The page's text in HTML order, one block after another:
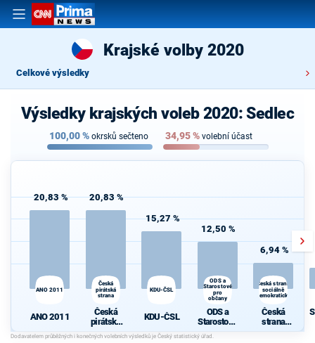
Krajské volby 2020
Celkové výsledky
Výsledky krajských voleb 2020: Sedlec
100,00% okrsků sečteno 34,95% volební účast
20,83 %
ANO 2011
ANO 2011
20,83 %
Česká
pirátská
strana
Česká
pirátská
strana
15,27 %
KDU-ČSL
KDU-ČSL
12,50 %
ODS a
Starostové
pro
občany
ODS a
Starostové
pro občany
6,94 %
Česká strana
sociálně
demokratická
Česká
strana
sociálně